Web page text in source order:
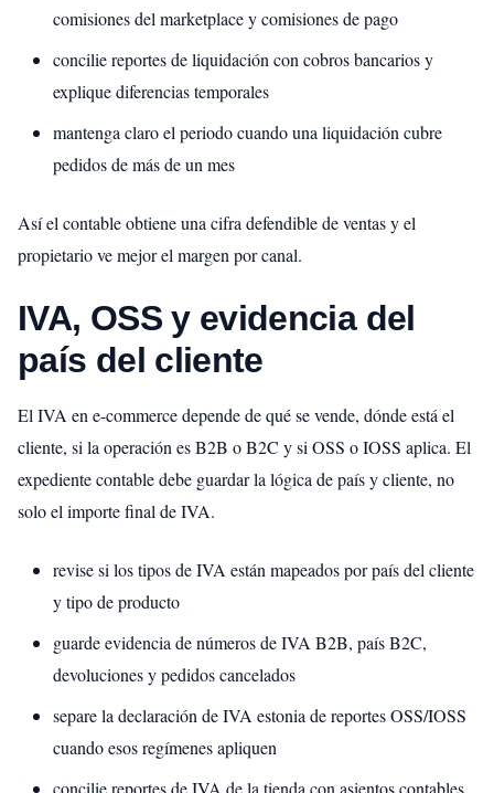
comisiones del marketplace y comisiones de pago
concilie reportes de liquidación con cobros bancarios y
explique diferencias temporales
mantenga claro el periodo cuando una liquidación cubre
pedidos de más de un mes
Así el contable obtiene una cifra defendible de ventas y el
propietario ve mejor el margen por canal.
IVA, OSS y evidencia del
país del cliente
El IVA en e-commerce depende de qué se vende, dónde está el
cliente, si la operación es B2B o B2C y si OSS o IOSS aplica. El
expediente contable debe guardar la lógica de país y cliente, no
solo el importe final de IVA.
revise si los tipos de IVA están mapeados por país del cliente
y tipo de producto
guarde evidencia de números de IVA B2B, país B2C,
devoluciones y pedidos cancelados
separe la declaración de IVA estonia de reportes OSS/IOSS
cuando esos regímenes apliquen
concilie reportes de IVA de la tienda con asientos contables